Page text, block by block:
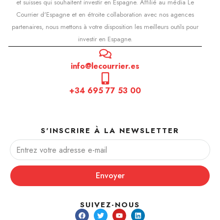
et suisses qui souhaitent investir en Espagne. Affilié au média Le
Courrier d'Espagne et en étroite collaboration avec nos agences
partenaires, nous mettons à votre disposition les meilleurs outils pour
investir en Espagne.
info@lecourrier.es
+34 695 77 53 00
S'INSCRIRE À LA NEWSLETTER
Envoyer
SUIVEZ-NOUS